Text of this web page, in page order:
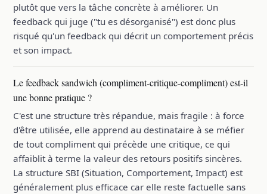
plutôt que vers la tâche concrète à améliorer. Un
feedback qui juge ("tu es désorganisé") est donc plus
risqué qu'un feedback qui décrit un comportement précis
et son impact.
Le feedback sandwich (compliment-critique-compliment) est-il
une bonne pratique ?
C'est une structure très répandue, mais fragile : à force
d'être utilisée, elle apprend au destinataire à se méfier
de tout compliment qui précède une critique, ce qui
affaiblit à terme la valeur des retours positifs sincères.
La structure SBI (Situation, Comportement, Impact) est
généralement plus efficace car elle reste factuelle sans